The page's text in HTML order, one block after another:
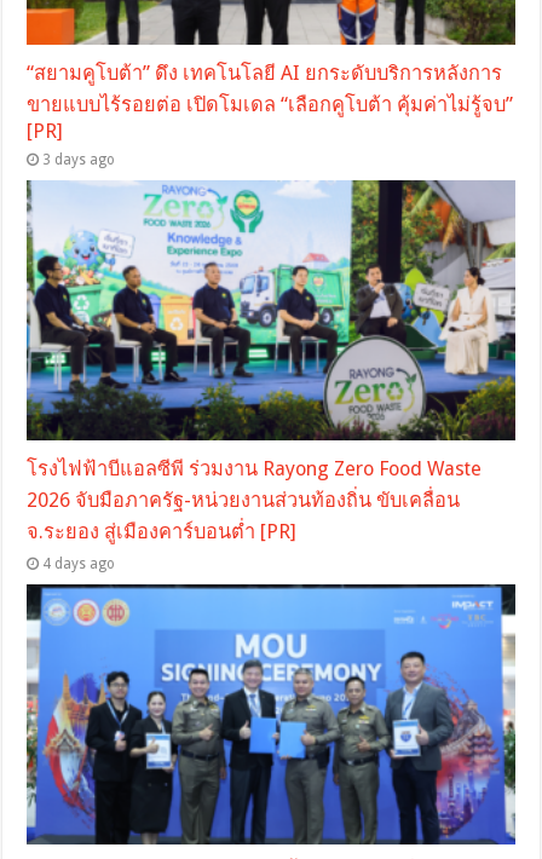
“สยามคูโบต้า” ดึง เทคโนโลยี AI ยกระดับบริการหลังการ
ขายแบบไร้รอยต่อ เปิดโมเดล “เลือกคูโบต้า คุ้มค่าไม่รู้จบ”
[PR]
3 days ago
โรงไฟฟ้าบีแอลซีพี ร่วมงาน Rayong Zero Food Waste
2026 จับมือภาครัฐ-หน่วยงานส่วนท้องถิ่น ขับเคลื่อน
จ.ระยอง สู่เมืองคาร์บอนต่ำ [PR]
4 days ago